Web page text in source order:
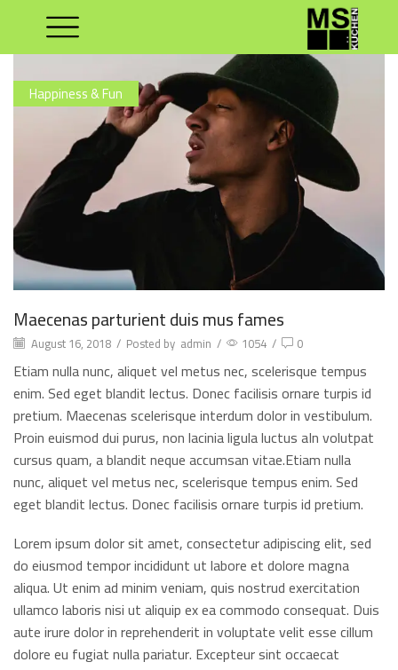
Happiness & Fun
Maecenas parturient duis mus fames
August 16, 2018 / Posted by admin / 1054 / 0
Etiam nulla nunc, aliquet vel metus nec, scelerisque tempus
enim. Sed eget blandit lectus. Donec facilisis ornare turpis id
pretium. Maecenas scelerisque interdum dolor in vestibulum.
Proin euismod dui purus, non lacinia ligula luctus aIn volutpat
cursus quam, a blandit neque accumsan vitae.Etiam nulla
nunc, aliquet vel metus nec, scelerisque tempus enim. Sed
eget blandit lectus. Donec facilisis ornare turpis id pretium.
Lorem ipsum dolor sit amet, consectetur adipiscing elit, sed
do eiusmod tempor incididunt ut labore et dolore magna
aliqua. Ut enim ad minim veniam, quis nostrud exercitation
ullamco laboris nisi ut aliquip ex ea commodo consequat. Duis
aute irure dolor in reprehenderit in voluptate velit esse cillum
dolore eu fugiat nulla pariatur. Excepteur sint occaecat